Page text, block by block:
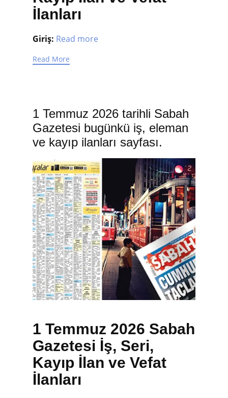
İlanları
Giriş: Read more
Read More
1 Temmuz 2026 tarihli Sabah
Gazetesi bugünkü iş, eleman
ve kayıp ilanları sayfası.
1 Temmuz 2026 Sabah
Gazetesi İş, Seri,
Kayıp İlan ve Vefat
İlanları